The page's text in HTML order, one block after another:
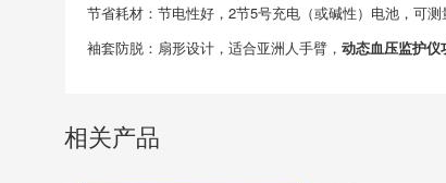
节省耗材：节电性好，2节5号充电（或碱性）电池，可测
袖套防脱：扇形设计，适合亚洲人手臂， 动态血压监护仪
相关产品